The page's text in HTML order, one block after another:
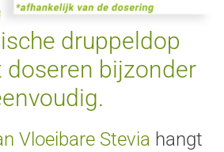
druppeldop
doseren bijzonder
Vloeibare Stevia hangt